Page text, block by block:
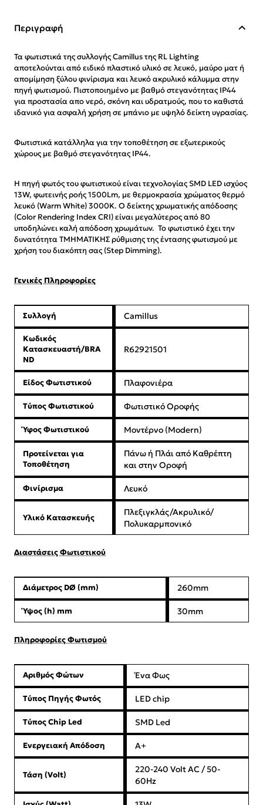
Περιγραφή
Τα φωτιστικά της συλλογής Camillus της RL Lighting
αποτελούνται από ειδικό πλαστικό υλικό σε λευκό, μαύρο ματ ή
απομίμηση ξύλου φινίρισμα και λευκό ακρυλικό κάλυμμα στην
πηγή φωτισμού. Πιστοποιημένο με βαθμό στεγανότητας IP44
για προστασία απο νερό, σκόνη και υδρατμούς, που το καθιστά
ιδανικό για ασφαλή χρήση σε μπάνιο με υψηλό δείκτη υγρασίας.
Φωτιστικά κατάλληλα για την τοποθέτηση σε εξωτερικούς
χώρους με βαθμό στεγανότητας IP44.
Η πηγή φωτός του φωτιστικού είναι τεχνολογίας SMD LED ισχύος
13W, φωτεινής ροής 1500Lm, με θερμοκρασία χρώματος θερμό
λευκό (Warm White) 3000K. Ο δείκτης χρωματικής απόδοσης
(Color Rendering Index CRI) είναι μεγαλύτερος από 80
υποδηλώνει καλή απόδοση χρωμάτων. Το φωτιστικό έχει την
δυνατότητα ΤΜΗΜΑΤΙΚΗΣ ρύθμισης της έντασης φωτισμού με
χρήση του διακόπτη σας (Step Dimming).
Γενικές Πληροφορίες
Συλλογή Camillus
Κωδικός
Κατασκευαστή/BRA
ND
R62921501
Είδος Φωτιστικού Πλαφονιέρα
Τύπος Φωτιστικού Φωτιστικό Οροφής
Ύφος Φωτιστικού Μοντέρνο (Modern)
Προτείνεται για
Τοποθέτηση
Πάνω ή Πλάι από Καθρέπτη
και στην Οροφή
Φινίρισμα Λευκό
Υλικό Κατασκευής
Πλεξιγκλάς/Ακρυλικό/
Πολυκαρμπονικό
Διαστάσεις Φωτιστικού
Διάμετρος DØ (mm) 260mm
Ύψος (h) mm 30mm
Πληροφορίες Φωτισμού
Αριθμός Φώτων Ένα Φως
Τύπος Πηγής Φωτός LED chip
Τύπος Chip Led SMD Led
Ενεργειακή Απόδοση Α+
Τάση (Volt)
220-240 Volt AC / 50-
60Hz